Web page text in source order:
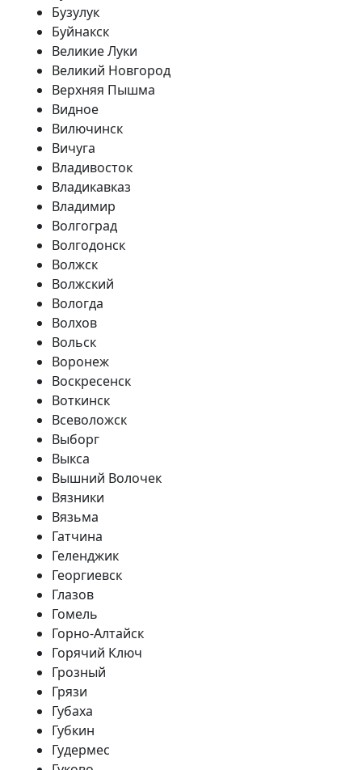
Бузулук
Буйнакск
Великие Луки
Великий Новгород
Верхняя Пышма
Видное
Вилючинск
Вичуга
Владивосток
Владикавказ
Владимир
Волгоград
Волгодонск
Волжск
Волжский
Вологда
Волхов
Вольск
Воронеж
Воскресенск
Воткинск
Всеволожск
Выборг
Выкса
Вышний Волочек
Вязники
Вязьма
Гатчина
Геленджик
Георгиевск
Глазов
Гомель
Горно-Алтайск
Горячий Ключ
Грозный
Грязи
Губаха
Губкин
Гудермес